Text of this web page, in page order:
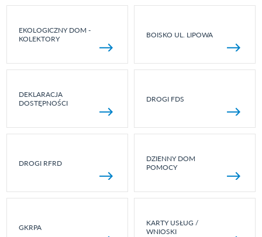
EKOLOGICZNY DOM -
KOLEKTORY
BOISKO UL. LIPOWA
DEKLARACJA
DOSTĘPNOŚCI
DROGI FDS
DROGI RFRD
DZIENNY DOM
POMOCY
GKRPA
KARTY USŁUG /
WNIOSKI